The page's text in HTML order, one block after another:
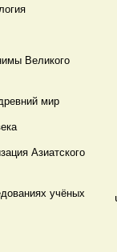
Великого
мир
Азиатского
учёных